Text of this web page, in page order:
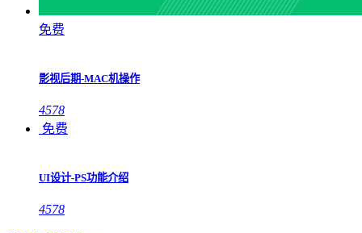
免费
影视后期-MAC机操作
4578
免费
UI设计-PS功能介绍
4578